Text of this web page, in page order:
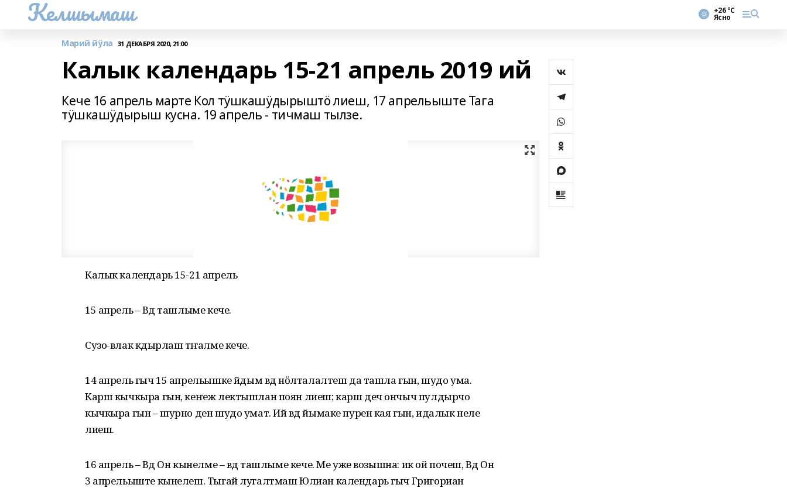
Келшымаш +26 °С
Ясно
Марий йӱла 31 ДЕКАБРЯ 2020, 21:00
Калык календарь 15-21 апрель 2019 ий
Кече 16 апрель марте Кол тӱшкашӱдырыштӧ лиеш, 17 апрельыште Тага
тӱшкашӱдырыш кусна. 19 апрель - тичмаш тылзе.
Калык календарь 15-21 апрель
15 апрель – Вӱд ташлыме кече.
Сузо-влак кӱдырлаш тӱҥалме кече.
14 апрель гыч 15 апрельышке йӱдым вӱд нӧлталалтеш да ташла гын, шудо ума.
Карш кычкыра гын, кеҥеж лектышлан поян лиеш; карш деч ончыч пулдырчо
кычкыра гын – шурно ден шудо умат. Ий вӱд йымаке пурен кая гын, идалык неле
лиеш.
16 апрель – Вӱд Он кынелме – вӱд ташлыме кече. Ме уже возышна: ик ой почеш, Вӱд Он
3 апрельыште кынелеш. Тыгай лугалтмаш Юлиан календарь гыч Григориан